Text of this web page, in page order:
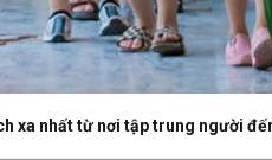
xa nhất từ nơi tập trung người